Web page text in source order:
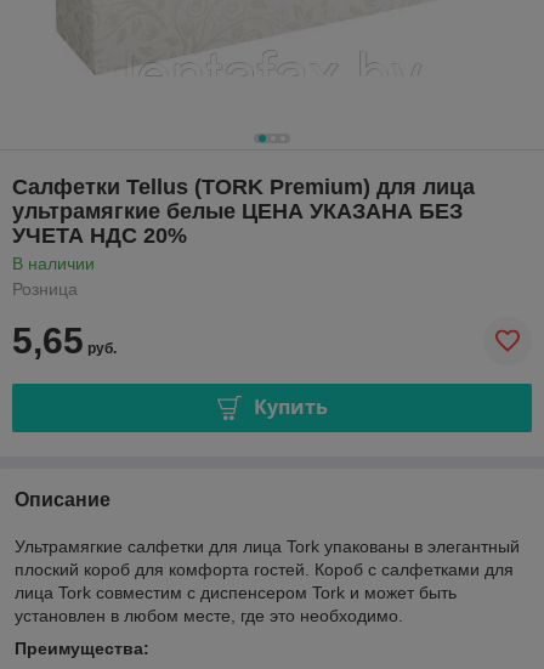
Cалфетки Tellus (TORK Premium) для лица
ультрамягкие белые ЦЕНА УКАЗАНА БЕЗ
УЧЕТА НДС 20%
В наличии
Розница
5,65 руб.
Купить
Описание
Ультрамягкие салфетки для лица Tork упакованы в элегантный
плоский короб для комфорта гостей. Короб с салфетками для
лица Tork совместим с диспенсером Tork и может быть
установлен в любом месте, где это необходимо.
Преимущества: